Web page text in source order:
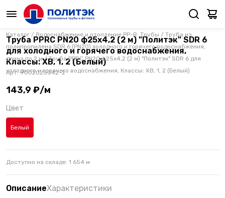
Каталог / Водоснабжение и отопление PP-R: Трубы / Труба из
полипропилена SDR 6 (PN20) холодного и горячего водоснабжения,
длина по 2 м /Труба PPRC PN20 ф25х4,2 (2 м) "Политэк" SDR 6 для
холодного и горячего водоснабжения, Классы: ХВ, 1, 2 (Белый)
Труба PPRC PN20 ф25х4,2 (2 м) "Политэк" SDR 6
для холодного и горячего водоснабжения,
Классы: ХВ, 1, 2 (Белый)
Арт.9002025042-2
143,9 ₽/м
Цвет
Белый
Доступно на складе: 1 654 м
ОписаниеХарактеристики